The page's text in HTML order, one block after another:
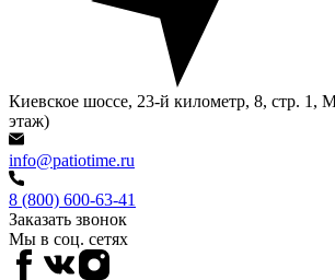
Киевское шоссе, 23-й километр, 8, стр. 1,
этаж)
info@patiotime.ru
8 (800) 600-63-41
Заказать звонок
Мы в соц. сетях